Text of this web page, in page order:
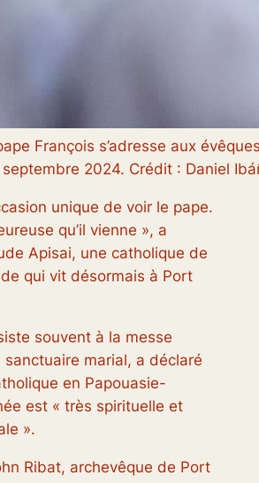
François s’adresse aux
septembre 2024. Crédit : Daniel
unique de voir le pape.
qu’il vienne », a
Apisai, une catholique de
qui vit désormais à Port
souvent à la messe
sanctuaire marial, a déclaré
en Papouasie-
est « très spirituelle et
».
Ribat, archevêque de Port